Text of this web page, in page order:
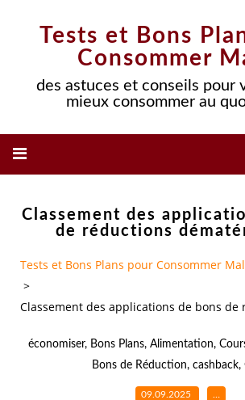
Tests et Bons
Consommer
des astuces et conseils pour
mieux consommer au
Classement des
de réductions
Tests et Bons Plans pour Consommer
>
Classement des applications de bons
économiser, Bons Plans, Alimentation,
Bons de Réduction, cashback,
09.09.2025 …